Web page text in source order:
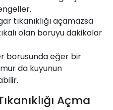
tıkanıklığı açamazsa
olan boruyu dakikalar
borusunda eğer bir
da kuyunun
Açma